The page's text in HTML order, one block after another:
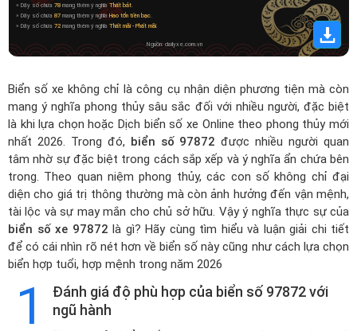
» Dãy số chứa 78 mang thêm ý nghĩaThất bát.
» Dãy số chứa 87 mang thêm ý nghĩaHao tổn tiền bạc.
» Dãy số chứa 72 mang thêm ý nghĩa Thất mãi - Phất mãi.
Nguồn: dailyxe.com.vn
Biển số xe không chỉ là công cụ nhận diện phương tiện mà còn
mang ý nghĩa phong thủy sâu sắc đối với nhiều người, đặc biệt
là khi lựa chọn hoặcDịch biển số xe Online theo phong thủy mới
nhất 2026. Trong đó, biển số 97872 được nhiều người quan
tâm nhờ sự đặc biệt trong cách sắp xếp và ý nghĩa ẩn chứa bên
trong. Theo quan niệm phong thủy, các con số không chỉ đại
diện cho giá trị thông thường mà còn ảnh hưởng đến vận mệnh,
tài lộc và sự may mắn cho chủ sở hữu. Vậy ý nghĩa thực sự của
biển số xe 97872 là gì? Hãy cùng tìm hiểu và luận giải chi tiết
để có cái nhìn rõ nét hơn về biển số này cũng như cách lựa chọn
biển hợp tuổi, hợp mệnh trong năm 2026
1
Đánh giá độ phù hợp của biển số 97872 với
ngũ hành